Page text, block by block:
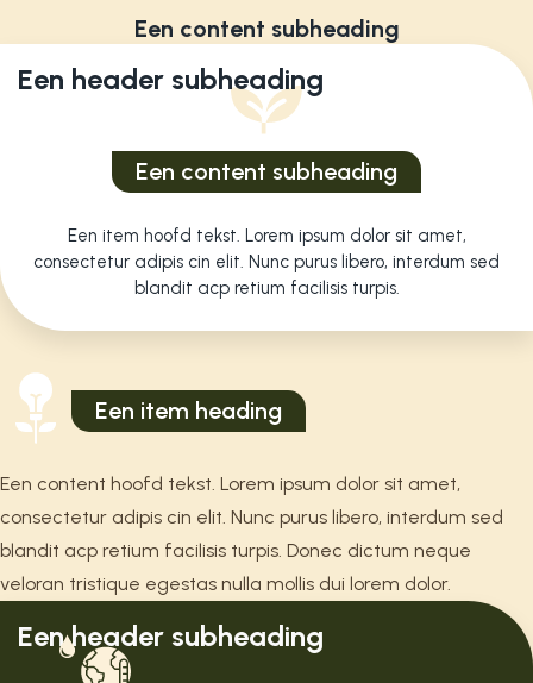
Een content subheading
Een header subheading
Een content subheading
Een item hoofd tekst. Lorem ipsum dolor sit amet,
consectetur adipis cin elit. Nunc purus libero, interdum sed
blandit acp retium facilisis turpis.
Een item heading
Een content hoofd tekst. Lorem ipsum dolor sit amet,
consectetur adipis cin elit. Nunc purus libero, interdum sed
blandit acp retium facilisis turpis. Donec dictum neque
veloran tristique egestas nulla mollis dui lorem dolor.
Een header subheading